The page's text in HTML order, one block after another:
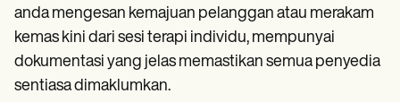
anda mengesan kemajuan pelanggan atau merakam
kemas kini dari sesi terapi individu, mempunyai
dokumentasi yang jelas memastikan semua penyedia
sentiasa dimaklumkan.